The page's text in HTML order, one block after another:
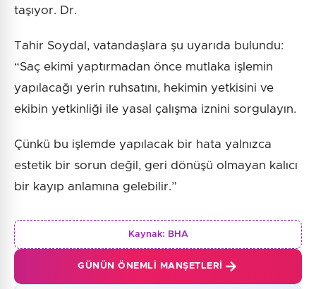
taşıyor. Dr.
Tahir Soydal, vatandaşlara şu uyarıda bulundu:
“Saç ekimi yaptırmadan önce mutlaka işlemin
yapılacağı yerin ruhsatını, hekimin yetkisini ve
ekibin yetkinliği ile yasal çalışma iznini sorgulayın.
Çünkü bu işlemde yapılacak bir hata yalnızca
estetik bir sorun değil, geri dönüşü olmayan kalıcı
bir kayıp anlamına gelebilir.”
Kaynak: BHA
GÜNÜN ÖNEMLI MANŞETLERI